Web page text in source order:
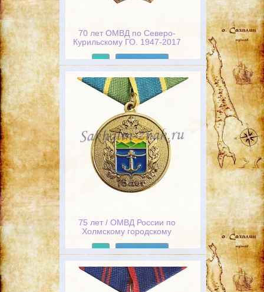
70 лет ОМВД по Северо-
Курильскому ГО. 1947-2017
75 лет / ОМВД России по
Холмскому городскому